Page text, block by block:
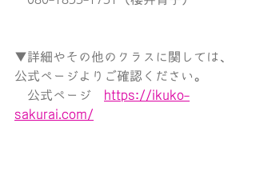
▼詳細やその他のクラスに関しては、
公式ページよりご確認ください。
公式ページ
https://ikuko-
sakurai.com/